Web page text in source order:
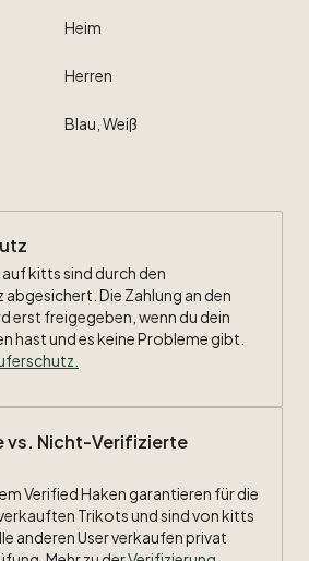
Heim
Herren
Blau, Weiß
kitts sind durch den
Die Zahlung an den
erst freigegeben, wenn du dein
hast und es keine Probleme gibt.
vs. Nicht-Verifizierte
Verified Haken garantieren für die
Trikots und sind von kitts
anderen User verkaufen privat